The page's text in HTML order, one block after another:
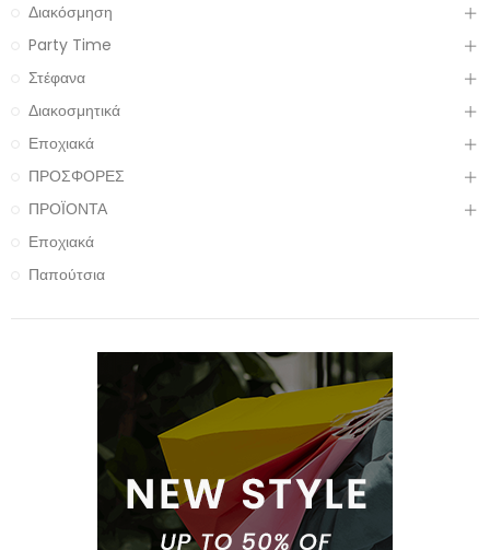
Διακόσμηση
Party Time
Στέφανα
Διακοσμητικά
Εποχιακά
ΠΡΟΣΦΟΡΕΣ
ΠΡΟΪΟΝΤΑ
Εποχιακά
Παπούτσια